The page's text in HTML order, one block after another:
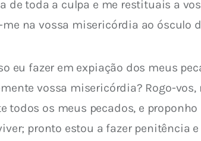
de toda a culpa e me restituais a
na vossa misericórdia ao ósculo
eu fazer em expiação dos meus
vossa misericórdia? Rogo-
todos os meus pecados, e
pronto estou a fazer penitência